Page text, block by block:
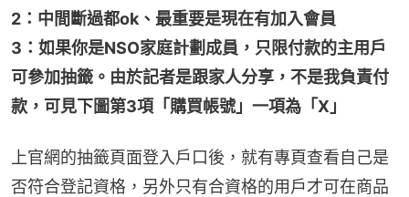
2：中間斷過都ok、最重要是現在有加入會員
3：如果你是NSO家庭計劃成員，只限付款的主用戶
可參加抽籤。由於記者是跟家人分享，不是我負責付
款，可見下圖第3項「購買帳號」一項為「X」
上官網的抽籤頁面登入戶口後，就有專頁查看自己是
否符合登記資格，另外只有合資格的用戶才可在商品